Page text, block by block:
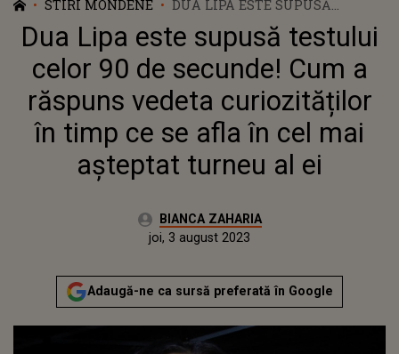
STIRI MONDENE
DUA LIPA ESTE SUPUSĂ
TESTULUI CELOR 90 DE
SECUNDE! CUM A RĂSPUNS
VEDETA CURIOZITĂȚILOR ÎN
TIMP CE SE AFLA ÎN CEL MAI
AȘTEPTAT TURNEU AL EI
Dua Lipa este supusă testului
celor 90 de secunde! Cum a
răspuns vedeta curiozităților
în timp ce se afla în cel mai
așteptat turneu al ei
Autor:BIANCA ZAHARIA
Actualizat:
joi, 3 august 2023
Adaugă-ne ca sursă preferată în Google